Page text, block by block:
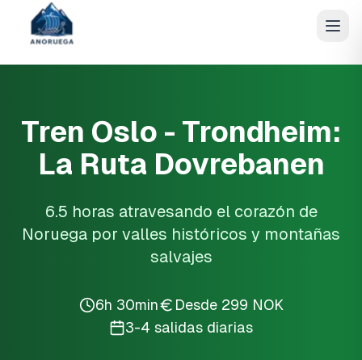
Tren Oslo - Trondheim:
La Ruta Dovrebanen
6.5 horas atravesando el corazón de
Noruega por valles históricos y montañas
salvajes
6h 30min
Desde 299 NOK
3-4 salidas diarias